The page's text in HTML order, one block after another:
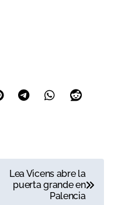
Lea Vicens abre la
puerta grande en
Palencia